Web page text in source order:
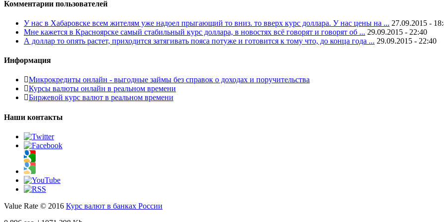
Комментарии пользователей
У нас в Хабаровске всем жителям уже надоел прыгающий то вниз. то вверх курс доллара. У нас цены на ... 27.09.2015 -
Мне кажется в Красноярске самый стабильный курс доллара, в новостях всё говорят и говорят об ... 29.09.2015 - 22:40
А доллар то опять растет, приходится затягивать пояса потуже и готовится к тому что, до конца года ... 29.09.2015 - 22:40
Информация
Микрокредиты онлайн - выгодные займы без справок о доходах и поручительства
Курсы валюты онлайн в реальном времени
Биржевой курс валют в реальном времени
Наши контакты
Value Rate © 2016 Курс валют в банках России